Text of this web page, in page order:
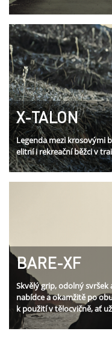
X-TALON
Legenda mezi krosovými
elitní i rekreační běžci v
BARE-XF
Skvělý grip, odolný
nabídce a okamžitě po
k použití v tělocvičně, ať